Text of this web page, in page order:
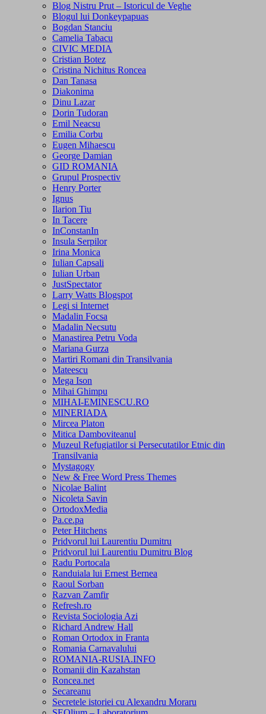
Blog Nistru Prut – Istoricul de Veghe
Blogul lui Donkeypapuas
Bogdan Stanciu
Camelia Tabacu
CIVIC MEDIA
Cristian Botez
Cristina Nichitus Roncea
Dan Tanasa
Diakonima
Dinu Lazar
Dorin Tudoran
Emil Neacsu
Emilia Corbu
Eugen Mihaescu
George Damian
GID ROMANIA
Grupul Prospectiv
Henry Porter
Ignus
Ilarion Tiu
In Tacere
InConstanIn
Insula Serpilor
Irina Monica
Iulian Capsali
Iulian Urban
JustSpectator
Larry Watts Blogspot
Legi si Internet
Madalin Focsa
Madalin Necsutu
Manastirea Petru Voda
Mariana Gurza
Martiri Romani din Transilvania
Mateescu
Mega Ison
Mihai Ghimpu
MIHAI-EMINESCU.RO
MINERIADA
Mircea Platon
Mitica Damboviteanul
Muzeul Refugiatilor si Persecutatilor Etnic din
Transilvania
Mystagogy
New & Free Word Press Themes
Nicolae Balint
Nicoleta Savin
OrtodoxMedia
Pa.ce.pa
Peter Hitchens
Pridvorul lui Laurentiu Dumitru
Pridvorul lui Laurentiu Dumitru Blog
Radu Portocala
Randuiala lui Ernest Bernea
Raoul Sorban
Razvan Zamfir
Refresh.ro
Revista Sociologia Azi
Richard Andrew Hall
Roman Ortodox in Franta
Romania Carnavalului
ROMANIA-RUSIA.INFO
Romanii din Kazahstan
Roncea.net
Secareanu
Secretele istoriei cu Alexandru Moraru